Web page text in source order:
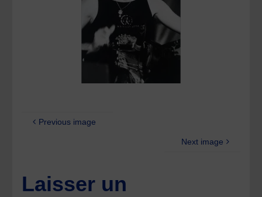
Previous image
Next image
Laisser un